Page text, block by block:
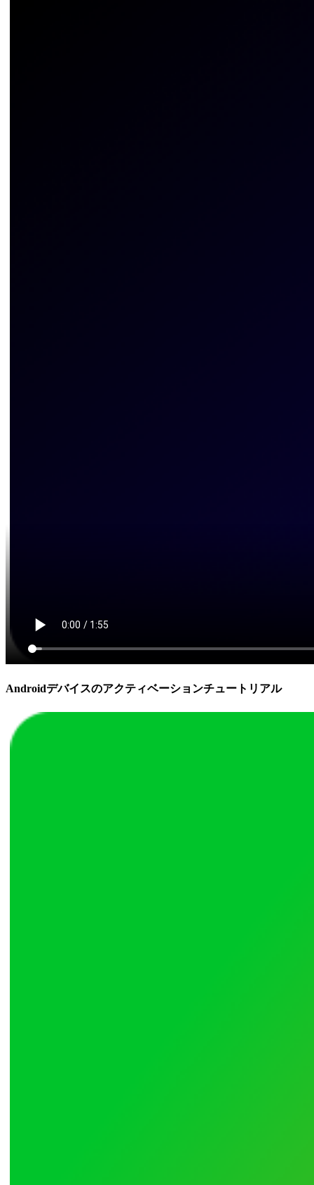
Androidデバイスのアクティベーションチュートリアル